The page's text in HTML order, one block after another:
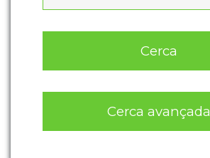
Cerca
Cerca avançada